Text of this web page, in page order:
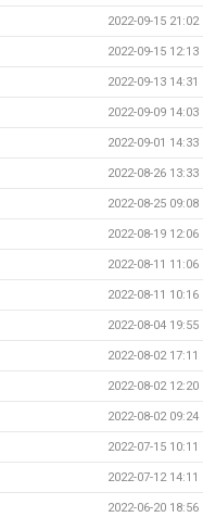
2022-09-15 21:02
2022-09-15 12:13
2022-09-13 14:31
2022-09-09 14:03
2022-09-01 14:33
2022-08-26 13:33
2022-08-25 09:08
2022-08-19 12:06
2022-08-11 11:06
2022-08-11 10:16
2022-08-04 19:55
2022-08-02 17:11
2022-08-02 12:20
2022-08-02 09:24
2022-07-15 10:11
2022-07-12 14:11
2022-06-20 18:56